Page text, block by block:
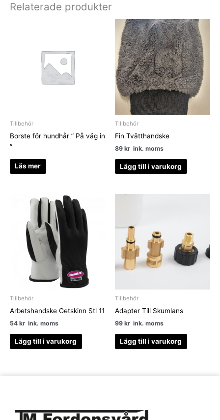
Relaterade produkter
Tillbehör
Borste för hundhår ” På väg in
”
Läs mer
Tillbehör
Fin Tvätthandske
89 kr ink. moms
Lägg till i varukorg
Tillbehör
Arbetshandske Getskinn Stl 11
54 kr ink. moms
Lägg till i varukorg
Tillbehör
Adapter Till Skumlans
99 kr ink. moms
Lägg till i varukorg